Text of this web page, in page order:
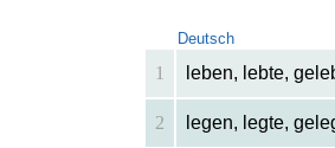
Deutsch
1 leben, lebte,
2 legen, legte,